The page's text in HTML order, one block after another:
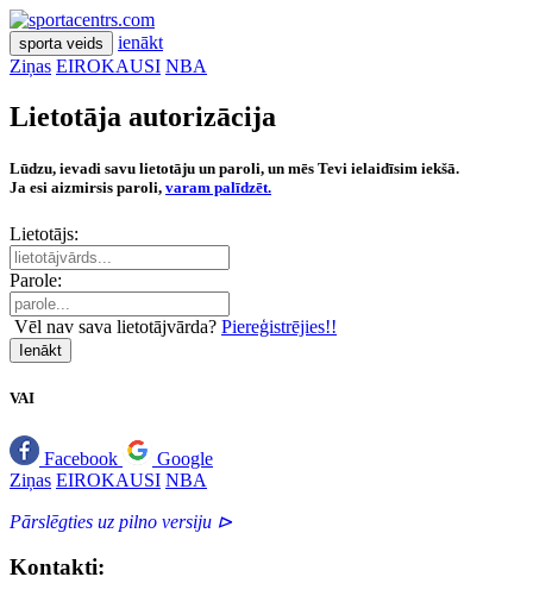
sporta veids
ienākt
Ziņas EIROKAUSI NBA
Lietotāja autorizācija
Lūdzu, ievadi savu lietotāju un paroli, un mēs Tevi ielaidīsim iekšā.
Ja esi aizmirsis paroli, varam palīdzēt.
Lietotājs:
Parole:
Vēl nav sava lietotājvārda? Piereģistrējies!!
Ienākt
VAI
Facebook
Google
Ziņas EIROKAUSI NBA
Pārslēgties uz pilno versiju ⊳
Kontakti: